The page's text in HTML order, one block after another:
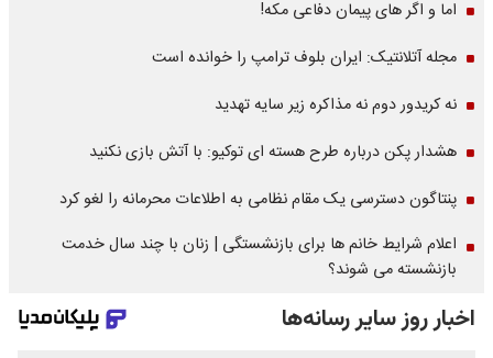
اما و اگر های پیمان دفاعی مکه!
مجله آتلانتیک: ایران بلوف ترامپ را خوانده است
نه کریدور دوم نه مذاکره زیر سایه تهدید
هشدار پکن درباره طرح هسته ای توکیو: با آتش بازی نکنید
پنتاگون دسترسی یک مقام نظامی به اطلاعات محرمانه را لغو کرد
اعلام شرایط خانم ها برای بازنشستگی | زنان با چند سال خدمت
بازنشسته می شوند؟